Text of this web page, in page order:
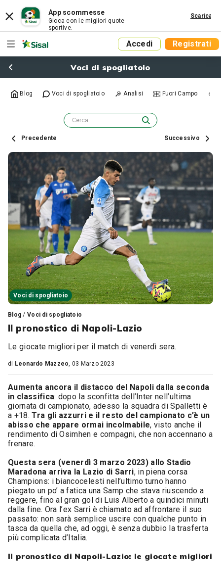
App scommesse
Gioca con le migliori quote
sportive.
Scarica
Accedi Registrati
Voci di spogliatoio
Blog Voci di spogliatoio Analisi Fuori Campo
Precedente Successivo
Voci di spogliatoio
Blog / Voci di spogliatoio
Il pronostico di Napoli-Lazio
Le giocate migliori per il match di venerdì sera.
di Leonardo Mazzeo, 03 Marzo 2023
Aumenta ancora il distacco del Napoli dalla seconda
in classifica: dopo la sconfitta dell’Inter nell’ultima
giornata di campionato, adesso la squadra di Spalletti è
a +18.Tra gli azzurri e il resto del campionato c’è un
abisso che appare ormai incolmabile, visto anche il
rendimento di Osimhen e compagni, che non accennano a
frenare.
Questa sera (venerdì 3 marzo 2023) allo Stadio
Maradona arriva la Lazio di Sarri, in piena corsa
Champions: i biancocelesti nell’ultimo turno hanno
piegato un po’ a fatica una Samp che stava riuscendo a
reggere, fino al gran gol di Luis Alberto a quindici minuti
dalla fine. Ora l’ex Sarri è chiamato ad affrontare il suo
passato: non sarà semplice uscire con qualche punto in
tasca da quella che, ad oggi, è senza dubbio la trasferta
più complicata d’Italia.
Il pronostico di Napoli-Lazio: le giocate migliori